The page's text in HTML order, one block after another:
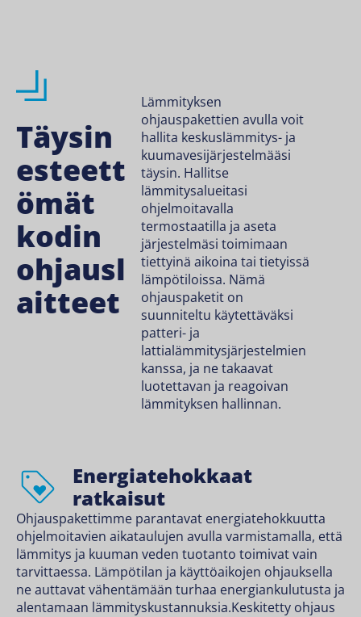
Täysin
esteett
ömät
kodin
ohjausl
aitteet
Lämmityksen
ohjauspakettien avulla voit
hallita keskuslämmitys- ja
kuumavesijärjestelmääsi
täysin. Hallitse
lämmitysalueitasi
ohjelmoitavalla
termostaatilla ja aseta
järjestelmäsi toimimaan
tiettyinä aikoina tai tietyissä
lämpötiloissa. Nämä
ohjauspaketit on
suunniteltu käytettäväksi
patteri- ja
lattialämmitysjärjestelmien
kanssa, ja ne takaavat
luotettavan ja reagoivan
lämmityksen hallinnan.
Energiatehokkaat
ratkaisut
Ohjauspakettimme parantavat energiatehokkuutta
ohjelmoitavien aikataulujen avulla varmistamalla, että
lämmitys ja kuuman veden tuotanto toimivat vain
tarvittaessa. Lämpötilan ja käyttöaikojen ohjauksella
ne auttavat vähentämään turhaa energiankulutusta ja
alentamaan lämmityskustannuksia.Keskitetty ohjaus